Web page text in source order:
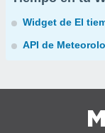
Widget de El
API de